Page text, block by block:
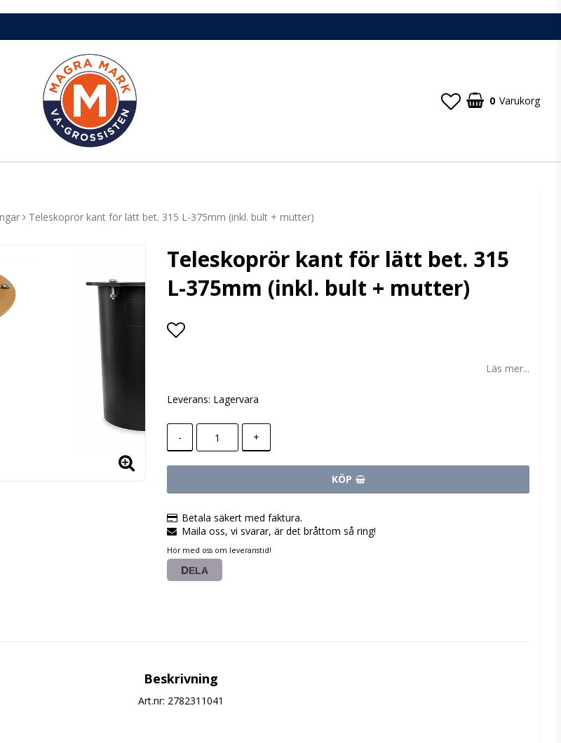
0 Varukorg
Teleskoprör kant för lätt bet. 315 L-375mm (inkl. bult + mutter)
Teleskoprör kant för lätt bet. 315
L-375mm (inkl. bult + mutter)
Läs mer...
Leverans: Lagervara
- +
KÖP
Betala säkert med faktura.
Maila oss, vi svarar, är det bråttom så ring!
Hör med oss om leveranstid!
DELA
Beskrivning
Art.nr: 2782311041